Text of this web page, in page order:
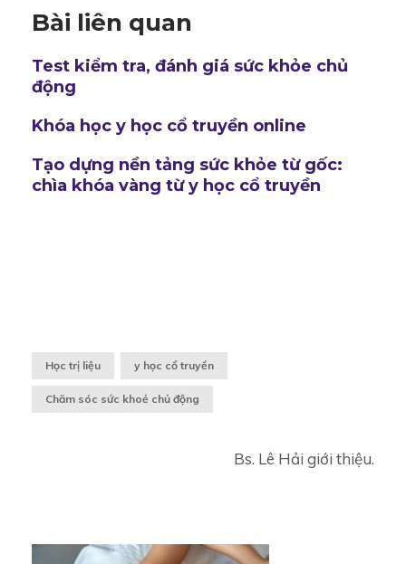
Bài liên quan
Test kiểm tra, đánh giá sức khỏe chủ
động
Khóa học y học cổ truyền online
Tạo dựng nền tảng sức khỏe từ gốc:
chìa khóa vàng từ y học cổ truyền
Học trị liệu y học cổ truyền
Chăm sóc sức khoẻ chủ động
Bs. Lê Hải giới thiệu.